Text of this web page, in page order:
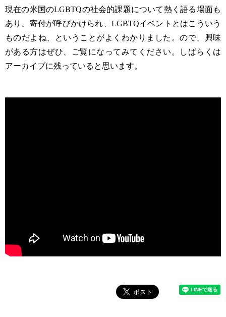
現在の米国のLGBTQの社会的課題について熱く語る場面も
あり、寄付が呼びかけられ、LGBTQイベントとはこういう
ものだよね、ということがよくわかりました。ので、興味
がある方はぜひ、ご覧になってみてください。しばらくは
アーカイブに残っていると思います。